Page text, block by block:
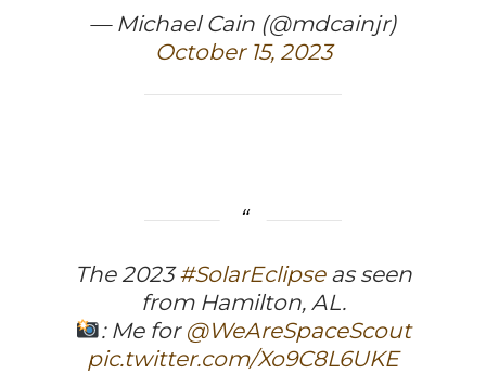
— Michael Cain (@mdcainjr)
October 15, 2023
The 2023#SolarEclipseas seen
from Hamilton, AL.
: Me for @WeAreSpaceScout
pic.twitter.com/Xo9C8L6UKE